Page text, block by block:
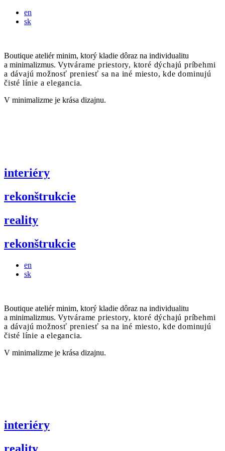
en
sk
Boutique ateliér minim, ktorý kladie dôraz na individualitu
a minimalizmus. Vytvárame priestory, ktoré dýchajú príbehmi
a dávajú možnosť preniesť sa na iné miesto, kde dominujú
čisté línie a elegancia.
V minimalizme je krása dizajnu.
interiéry
rekonštrukcie
reality
rekonštrukcie
en
sk
Boutique ateliér minim, ktorý kladie dôraz na individualitu
a minimalizmus. Vytvárame priestory, ktoré dýchajú príbehmi
a dávajú možnosť preniesť sa na iné miesto, kde dominujú
čisté línie a elegancia.
V minimalizme je krása dizajnu.
interiéry